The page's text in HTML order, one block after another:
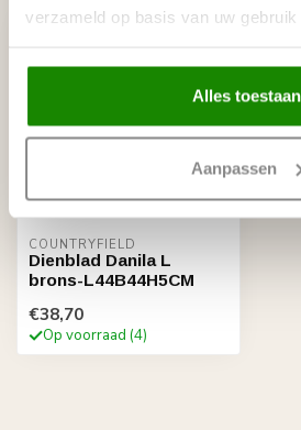
verzameld op basis van uw gebruik
Alles toestaan
Aanpassen
COUNTRYFIELD
Dienblad Danila L
brons-L44B44H5CM
€38,70
Op voorraad (4)